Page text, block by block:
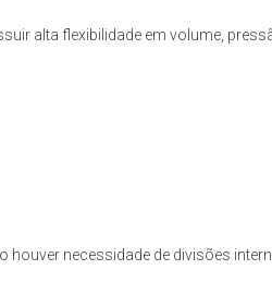
alta flexibilidade em volume,
necessidade de divisões